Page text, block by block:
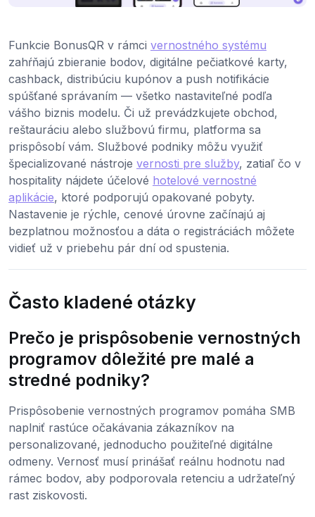
Funkcie BonusQR v rámci vernostného systému
zahŕňajú zbieranie bodov, digitálne pečiatkové karty,
cashback, distribúciu kupónov a push notifikácie
spúšťané správaním — všetko nastaviteľné podľa
vášho biznis modelu. Či už prevádzkujete obchod,
reštauráciu alebo službovú firmu, platforma sa
prispôsobí vám. Službové podniky môžu využiť
špecializované nástroje vernosti pre služby, zatiaľ čo v
hospitality nájdete účelové hotelové vernostné
aplikácie, ktoré podporujú opakované pobyty.
Nastavenie je rýchle, cenové úrovne začínajú aj
bezplatnou možnosťou a dáta o registráciách môžete
vidieť už v priebehu pár dní od spustenia.
Často kladené otázky
Prečo je prispôsobenie vernostných
programov dôležité pre malé a
stredné podniky?
Prispôsobenie vernostných programov pomáha SMB
naplniť rastúce očakávania zákazníkov na
personalizované, jednoducho použiteľné digitálne
odmeny. Vernosť musí prinášať reálnu hodnotu nad
rámec bodov, aby podporovala retenciu a udržateľný
rast ziskovosti.